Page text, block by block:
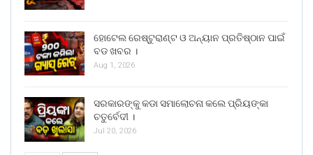
ହୋଟେଲ ରେଷ୍ଟୁରାଣ୍ଟ ଓ ଅନ୍ୟାନ ପ୍ରତିଷ୍ଠାନ ପାଇଁ
ବଡ ଖବର ।
Aug 1, 2026
ସରକାରଙ୍କୁ କଡା ସମାଲୋଚନା କଲେ ପ୍ରିୟଙ୍କା
ଚତୁର୍ବେଦୀ ।
Jul 20, 2026